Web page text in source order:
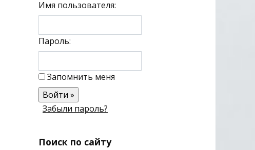
Имя пользователя:
Пароль:
Запомнить меня
Забыли пароль?
Поиск по сайту